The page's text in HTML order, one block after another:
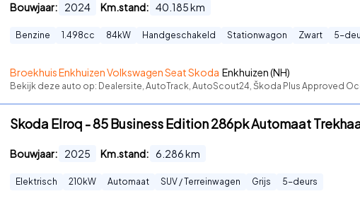
Bouwjaar: 2024 Km.stand: 40.185km
Benzine 1.498cc 84 kW Handgeschakeld Stationwagon Zwart 5-
Broekhuis Enkhuizen Volkswagen Seat Skoda Enkhuizen (NH)
Bekijk deze auto op: Dealersite, AutoTrack, AutoScout24, Škoda Plus Approved
Skoda Elroq - 85 Business Edition 286pk Automaat
Bouwjaar: 2025 Km.stand: 6.286km
Elektrisch 210 kW Automaat SUV / Terreinwagen Grijs 5-deurs